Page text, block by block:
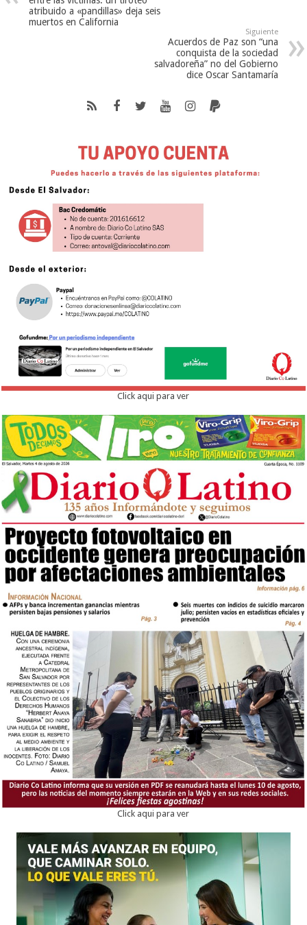
atribuido a «pandillas» deja seis
muertos en California
Siguiente
Acuerdos de Paz son “una
conquista de la sociedad
salvadoreña” no del Gobierno
dice Oscar Santamaría
Click aqui para ver
Click aqui para ver